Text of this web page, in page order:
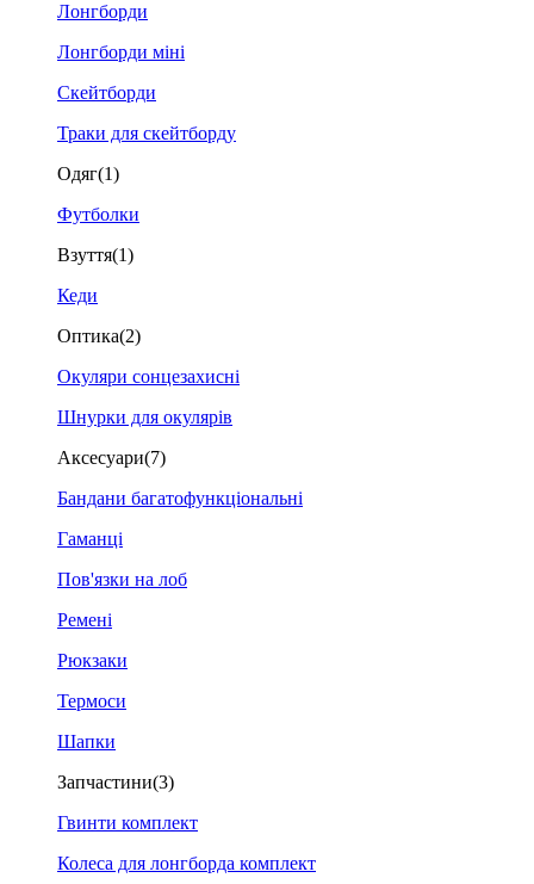
Лонгборди
Лонгборди міні
Скейтборди
Траки для скейтборду
Одяг(1)
Футболки
Взуття(1)
Кеди
Оптика(2)
Окуляри сонцезахисні
Шнурки для окулярів
Аксесуари(7)
Бандани багатофункціональні
Гаманці
Пов'язки на лоб
Ремені
Рюкзаки
Термоси
Шапки
Запчастини(3)
Гвинти комплект
Колеса для лонгборда комплект